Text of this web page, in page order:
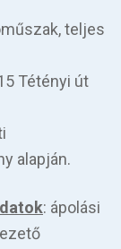
teljes
Tétényi út
alapján.
: ápolási